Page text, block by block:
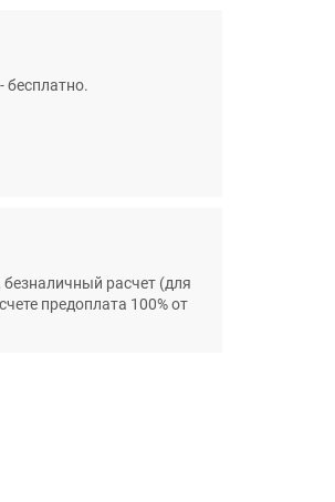
бесплатно.
расчет (для
предоплата 100% от